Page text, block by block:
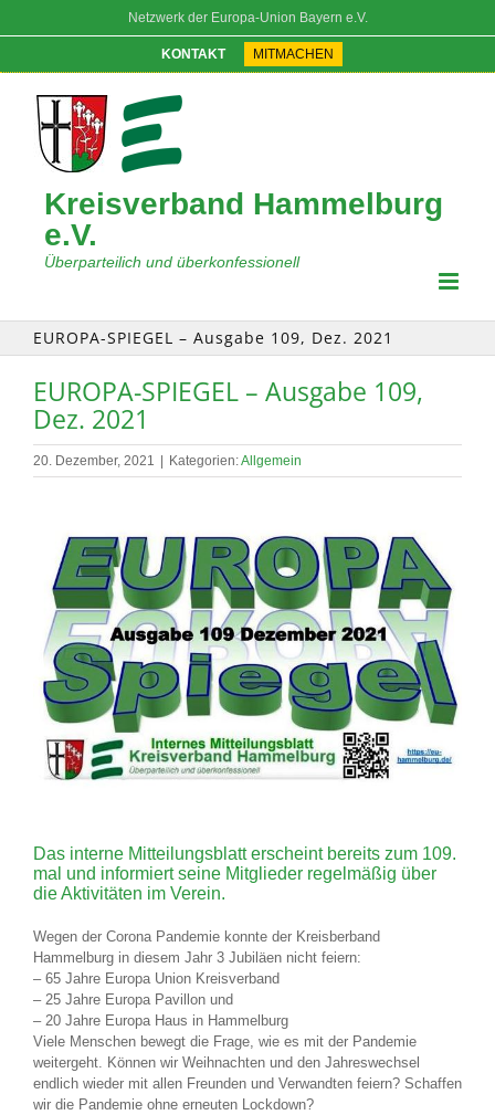
Netzwerk der Europa-Union Bayern e.V.
KONTAKT MITMACHEN
Kreisverband Hammelburg
e.V.
Überparteilich und überkonfessionell
EUROPA-SPIEGEL – Ausgabe 109, Dez. 2021
EUROPA-SPIEGEL – Ausgabe 109,
Dez. 2021
20. Dezember, 2021 Kategorien:Allgemein
Das interne Mitteilungsblatt erscheint bereits zum 109.
mal und informiert seine Mitglieder regelmäßig über
die Aktivitäten im Verein.
Wegen der Corona Pandemie konnte der Kreisberband
Hammelburg in diesem Jahr 3 Jubiläen nicht feiern:
– 65 Jahre Europa Union Kreisverband
– 25 Jahre Europa Pavillon und
– 20 Jahre Europa Haus in Hammelburg
Viele Menschen bewegt die Frage, wie es mit der Pandemie
weitergeht. Können wir Weihnachten und den Jahreswechsel
endlich wieder mit allen Freunden und Verwandten feiern? Schaffen
wir die Pandemie ohne erneuten Lockdown?